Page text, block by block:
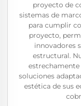
proyecto de
sistemas de
para cumplir
proyecto,
innovadores
estructural.
soluciones
estética de sus